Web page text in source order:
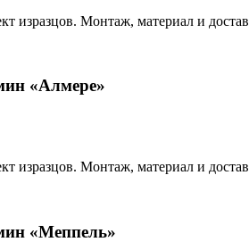
изразцов. Монтаж, материал и
«Алмере»
изразцов. Монтаж, материал и
«Меппель»